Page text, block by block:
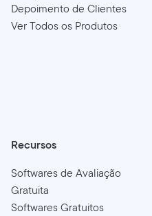
Depoimento de Clientes
Ver Todos os Produtos
Recursos
Softwares de Avaliação
Gratuita
Softwares Gratuitos